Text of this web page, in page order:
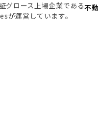
グロース上場企業である
運営しています。
不